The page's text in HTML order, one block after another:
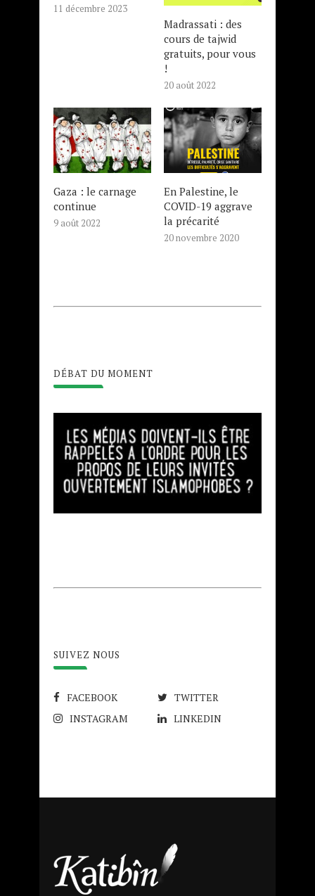
11 décembre 2023
Madrassati : des
cours de tajwid
gratuits, pour vous
!
20 août 2022
Gaza : le carnage
continue
9 août 2022
En Palestine, le
COVID-19 aggrave
la précarité
20 novembre 2020
DÉBAT DU MOMENT
SUIVEZ NOUS
FACEBOOK
TWITTER
INSTAGRAM
LINKEDIN